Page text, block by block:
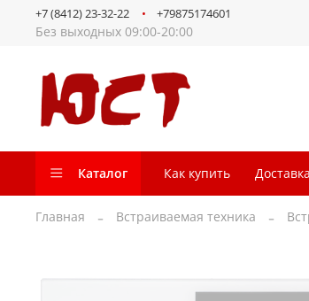
Без выходных 09:00-20:00
+7 (8412) 23-32-22 +79875174601
Каталог Как купить Доставка
Главная Встраиваемая техника